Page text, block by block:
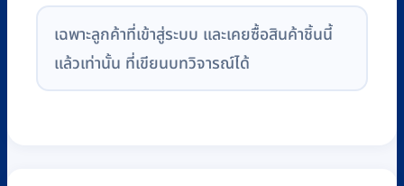
เฉพาะลูกค้าที่เข้าสู่ระบบ และเคยซื้อสินค้าชิ้นนี้
แล้วเท่านั้น ที่เขียนบทวิจารณ์ได้